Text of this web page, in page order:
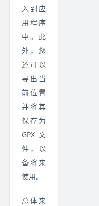
入到应
用程序
中。此
外，您
还可以
导出当
前位置
并将其
保存为
GPX 文
件，以
备将来
使用。
总体来